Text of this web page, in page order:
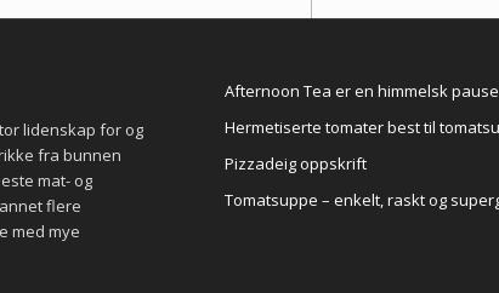
lidenskap for og
fra bunnen
mat- og
flere
med mye
Afternoon Tea er en himmelsk
Hermetiserte tomater best til
Pizzadeig oppskrift
Tomatsuppe – enkelt, raskt og